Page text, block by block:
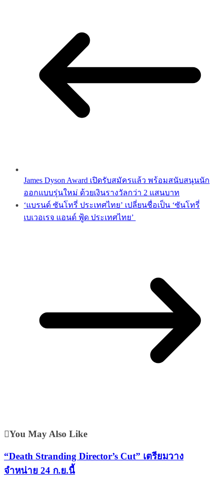
James Dyson Award เปิดรับสมัครแล้ว พร้อมสนับสนุนนัก
ออกแบบรุ่นใหม่ ด้วยเงินรางวัลกว่า 2 แสนบาท
‘แบรนด์ ซันโทรี่ ประเทศไทย’ เปลี่ยนชื่อเป็น ‘ซันโทรี่
เบเวอเรจ แอนด์ ฟู้ด ประเทศไทย’
You May Also Like
“Death Stranding Director’s Cut” เตรียมวาง
จำหน่าย 24 ก.ย.นี้